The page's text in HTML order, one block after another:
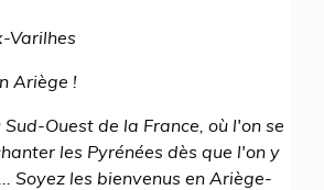
Varilhes
Ariège !
Ouest de la France, où l'on se
les Pyrénées dès que l'on y
Soyez les bienvenus en Ariège-